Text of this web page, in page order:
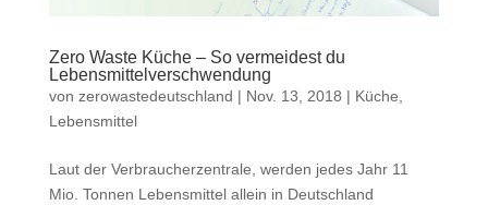
Zero Waste Küche – So vermeidest du
Lebensmittelverschwendung
von zerowastedeutschland | Nov. 13, 2018 | Küche,
Lebensmittel
Laut der Verbraucherzentrale, werden jedes Jahr 11
Mio. Tonnen Lebensmittel allein in Deutschland